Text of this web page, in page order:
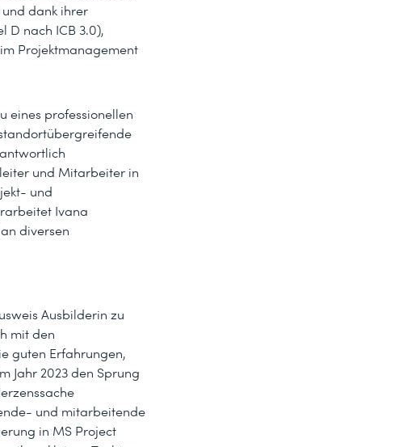
dank ihrer
D nach ICB 3.0),
Projektmanagement
eines professionellen
und Mitarbeiter in
und
Ivana
diversen
Ausbilderin zu
mit den
guten Erfahrungen,
Jahr 2023 den Sprung
und mitarbeitende
in MS Project